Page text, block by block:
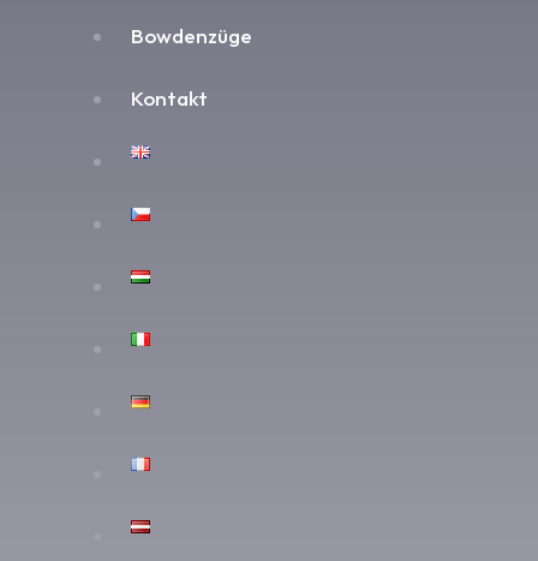
Bowdenzüge
Kontakt